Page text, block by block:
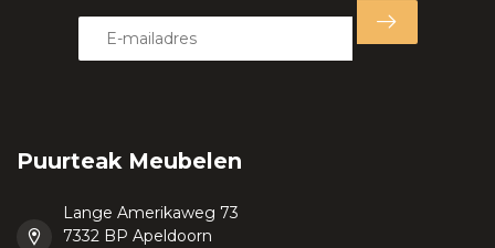
Puurteak Meubelen
Lange Amerikaweg 73
7332 BP Apeldoorn